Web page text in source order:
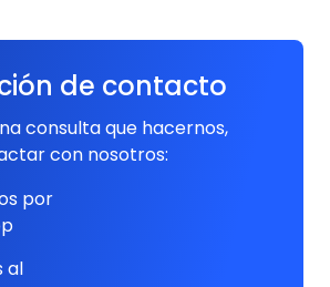
de contacto
consulta que hacernos,
con nosotros:
por
al